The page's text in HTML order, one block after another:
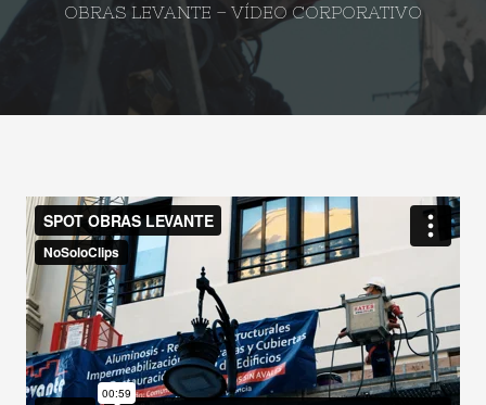
OBRAS LEVANTE – VÍDEO CORPORATIVO